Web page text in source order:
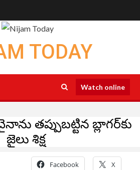
TODAY
Watch online
తప్పుబట్టిన బ్లాగ‌ర్‌కు
జైలు శిక్ష
Facebook X